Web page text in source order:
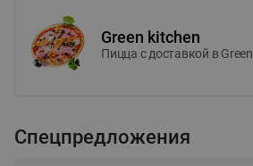
Green kitchen
Пицца c доставкой в Green
Спецпредложения